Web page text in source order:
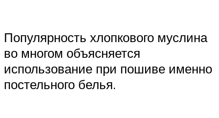
Популярность хлопкового муслина
во многом объясняется
использование при пошиве именно
постельного белья.